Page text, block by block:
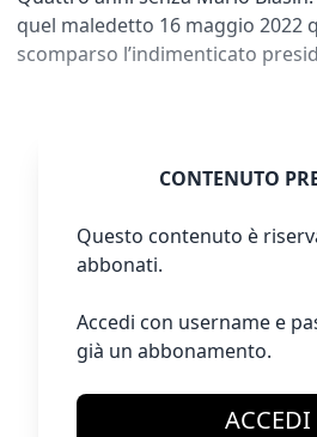
quel maledetto 16 maggio 2022
scomparso l’indimenticato
CONTENUTO
Questo contenuto è
abbonati.
Accedi con username e
già un abbonamento.
ACCEDI